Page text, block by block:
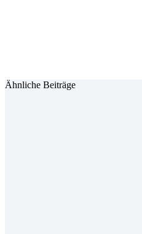
Ähnliche Beiträge